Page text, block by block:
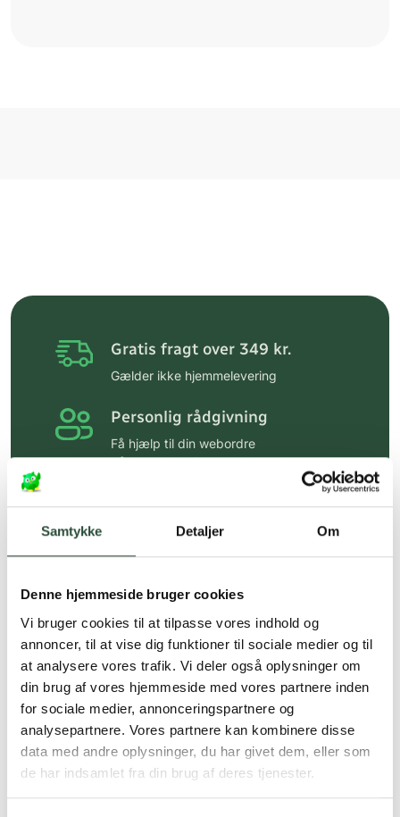
Samtykke Detaljer Om
Denne hjemmeside bruger cookies
Vi bruger cookies til at tilpasse vores indhold og
annoncer, til at vise dig funktioner til sociale medier og til
at analysere vores trafik. Vi deler også oplysninger om
din brug af vores hjemmeside med vores partnere inden
for sociale medier, annonceringspartnere og
analysepartnere. Vores partnere kan kombinere disse
data med andre oplysninger, du har givet dem, eller som
de har indsamlet fra din brug af deres tjenester.
Gratis fragt over 349 kr.
Gælder ikke hjemmelevering
Personlig rådgivning
Få hjælp til din webordre
på:kundeservice@uglecare.dk
Hurtig levering (30 min. i Kbh)
Hurtigt leveringen via GLS, og DAO
*Gælder ikke ernæringsprodukter.
Stort udvalg af kendte
produkter
Vi tilbyder et stort udvalg af kendte
cremer, vitaminer og andre spændende
produkter – altid til fast lav pris.
Læs mere om Uglecare.dk her